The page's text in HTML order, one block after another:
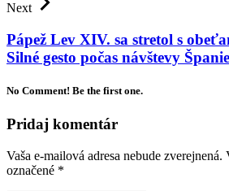
Next
Pápež Lev XIV. sa stretol s
Silné gesto počas návštevy
No Comment! Be the first one.
Pridaj komentár
Vaša e-mailová adresa nebude zverejnená.
označené *